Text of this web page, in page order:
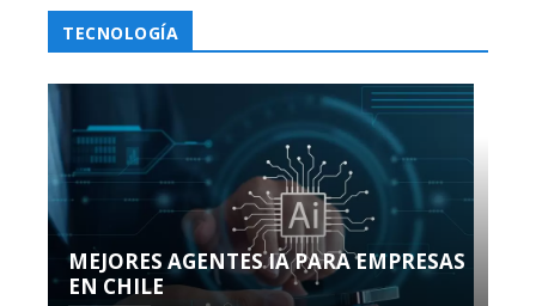
TECNOLOGÍA
MEJORES AGENTES IA PARA EMPRESAS
EN CHILE